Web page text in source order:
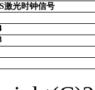
激光时钟信号